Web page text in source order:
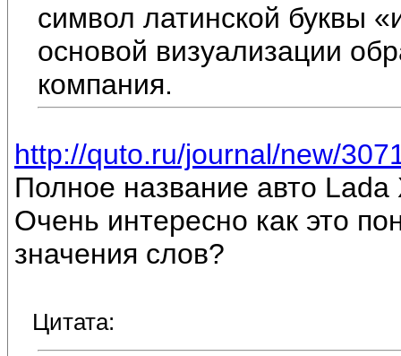
символ латинской буквы
основой визуализации
компания.
http://quto.ru/journal/new/
Полное название авто Lada
Очень интересно как это
значения слов?
Цитата: